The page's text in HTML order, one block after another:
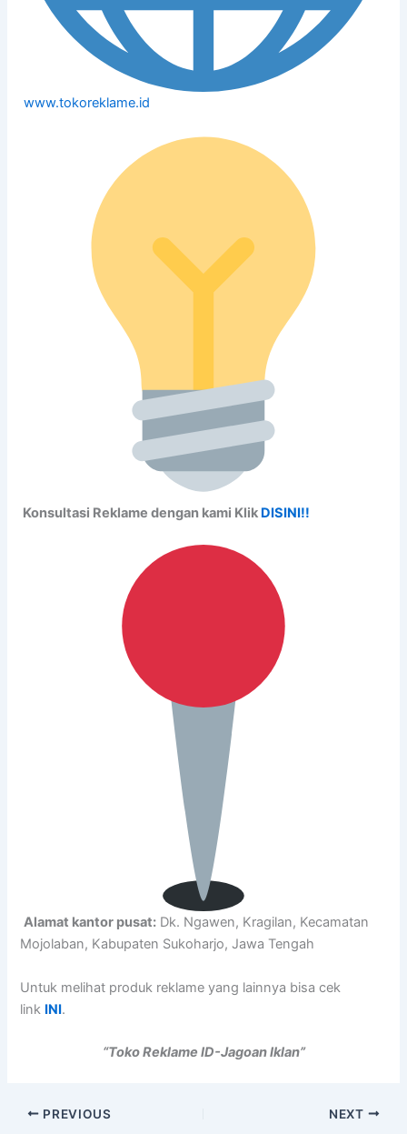
www.tokoreklame.id
Konsultasi Reklame dengan kami Klik DISINI!!
Alamat kantor pusat: Dk. Ngawen, Kragilan, Kecamatan
Mojolaban, Kabupaten Sukoharjo, Jawa Tengah
Untuk melihat produk reklame yang lainnya bisa cek
link INI.
“Toko Reklame ID-Jagoan Iklan”
PREVIOUS NEXT